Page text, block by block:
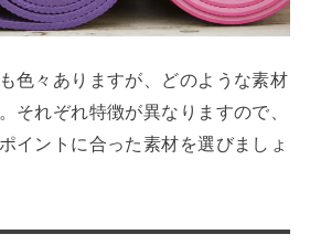
色々ありますが、どのような素材
それぞれ特徴が異なりますので、
イントに合った素材を選びましょ